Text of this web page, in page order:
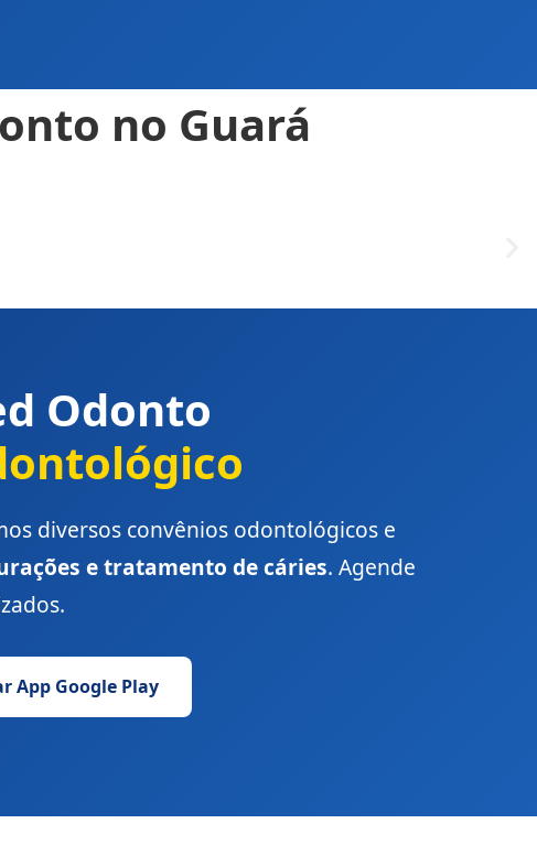
no Guará
Odonto
diversos convênios odontológicos e
e tratamento de cáries. Agende
App Google Play